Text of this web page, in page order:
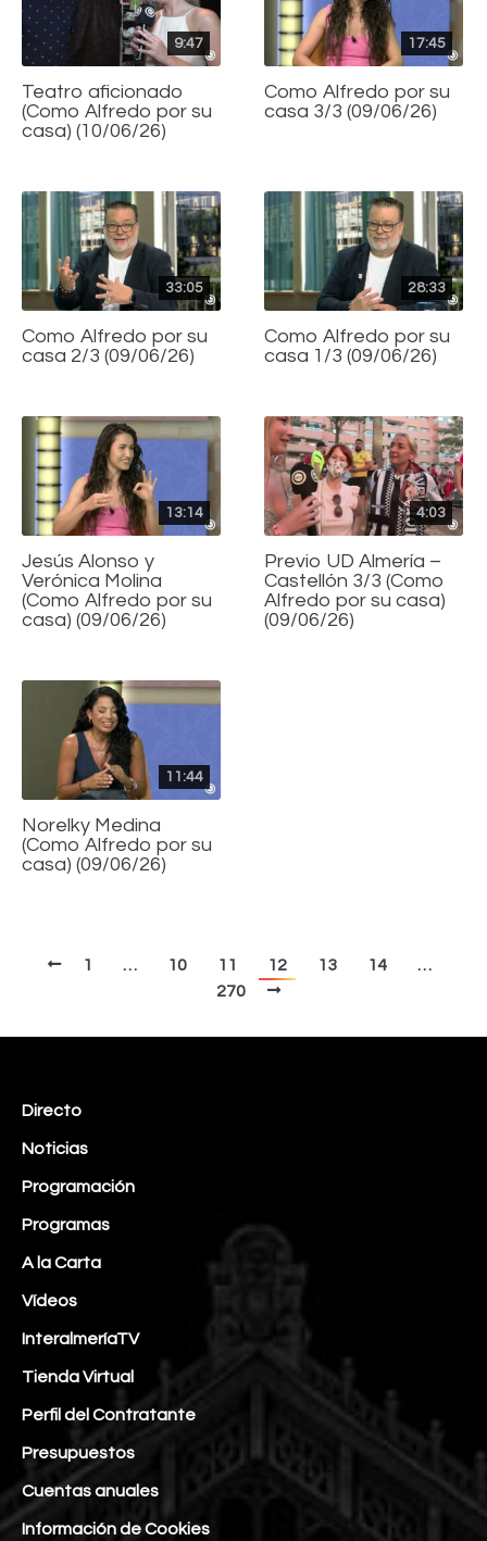
9:47
Teatro aficionado
(Como Alfredo por su
casa) (10/06/26)
17:45
Como Alfredo por su
casa 3/3 (09/06/26)
33:05
Como Alfredo por su
casa 2/3 (09/06/26)
28:33
Como Alfredo por su
casa 1/3 (09/06/26)
13:14
Jesús Alonso y
Verónica Molina
(Como Alfredo por su
casa) (09/06/26)
4:03
Previo UD Almería –
Castellón 3/3 (Como
Alfredo por su casa)
(09/06/26)
11:44
Norelky Medina
(Como Alfredo por su
casa) (09/06/26)
1 … 10 11 12 13 14
…
270
Directo
Noticias
Programación
Programas
A la Carta
Vídeos
InteralmeríaTV
Tienda Virtual
Perfil del Contratante
Presupuestos
Cuentas anuales
Información de Cookies